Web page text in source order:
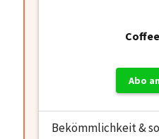
Abo
Bekömmlichkeit &